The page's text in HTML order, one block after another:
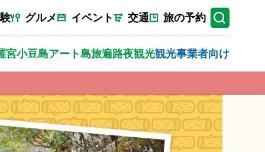
グルメ イベント 交通 旅の予約
宮小豆島アート島旅遍路夜観光観光事業者向け